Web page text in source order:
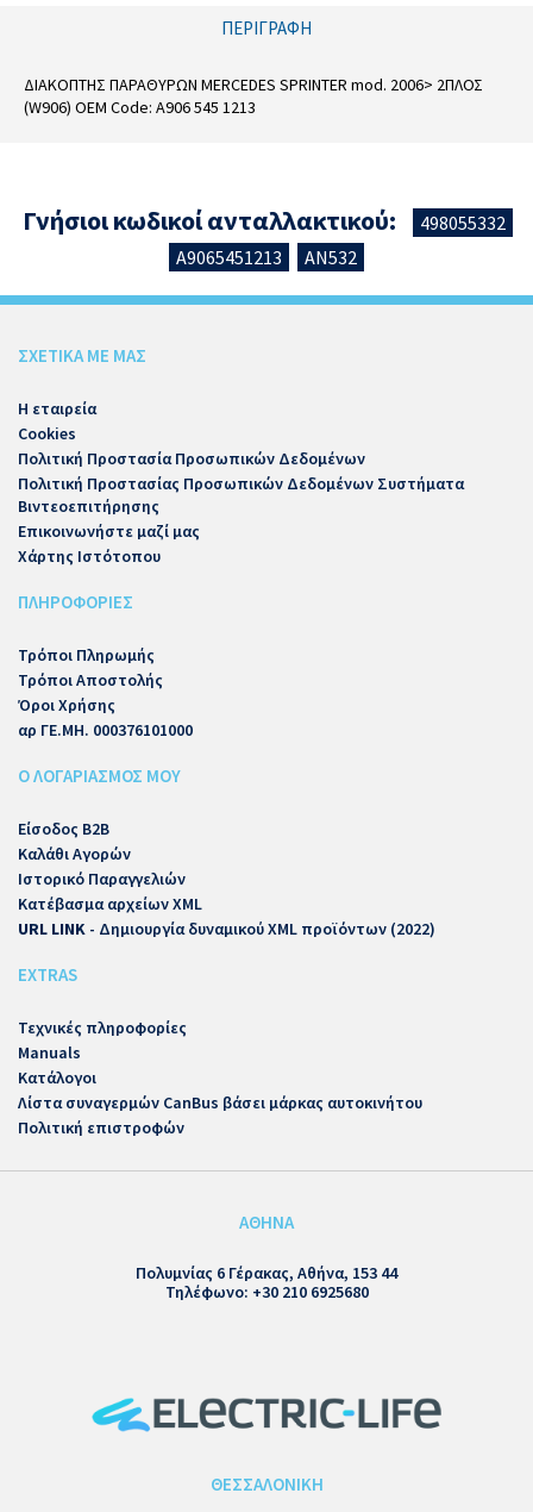
ΠΕΡΙΓΡΑΦΉ
ΔΙΑΚΟΠΤΗΣ ΠΑΡΑΘΥΡΩΝ MERCEDES SPRINTER mod. 2006> 2ΠΛΟΣ
(W906) OEM Code: A906 545 1213
Γνήσιοι κωδικοί ανταλλακτικού: 498055332
A9065451213 AN532
ΣΧΕΤΙΚΑ ΜΕ ΜΑΣ
Η εταιρεία
Cookies
Πολιτική Προστασία Προσωπικών Δεδομένων
Πολιτική Προστασίας Προσωπικών Δεδομένων Συστήματα
Βιντεοεπιτήρησης
Επικοινωνήστε μαζί μας
Χάρτης Ιστότοπου
ΠΛΗΡΟΦΟΡΙΕΣ
Τρόποι Πληρωμής
Τρόποι Αποστολής
Όροι Χρήσης
αρ ΓΕ.ΜΗ. 000376101000
Ο ΛΟΓΑΡΙΑΣΜΟΣ ΜΟΥ
Είσοδος B2B
Καλάθι Αγορών
Ιστορικό Παραγγελιών
Κατέβασμα αρχείων XML
URL LINK - Δημιουργία δυναμικού XML προϊόντων (2022)
EXTRAS
Τεχνικές πληροφορίες
Manuals
Κατάλογοι
Λίστα συναγερμών CanBus βάσει μάρκας αυτοκινήτου
Πολιτική επιστροφών
ΑΘΗΝΑ
Πολυμνίας 6 Γέρακας, Αθήνα, 153 44
Τηλέφωνο: +30 210 6925680
ΘΕΣΣΑΛΟΝΙΚΗ